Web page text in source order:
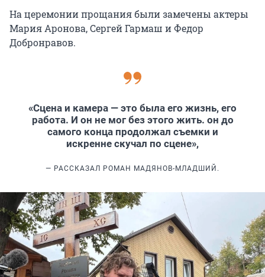
На церемонии прощания были замечены актеры
Мария Аронова, Сергей Гармаш и Федор
Добронравов.
«Сцена и камера — это была его жизнь, его
работа. И он не мог без этого жить. он до
самого конца продолжал съемки и
искренне скучал по сцене»,
— РАССКАЗАЛ РОМАН МАДЯНОВ-МЛАДШИЙ.